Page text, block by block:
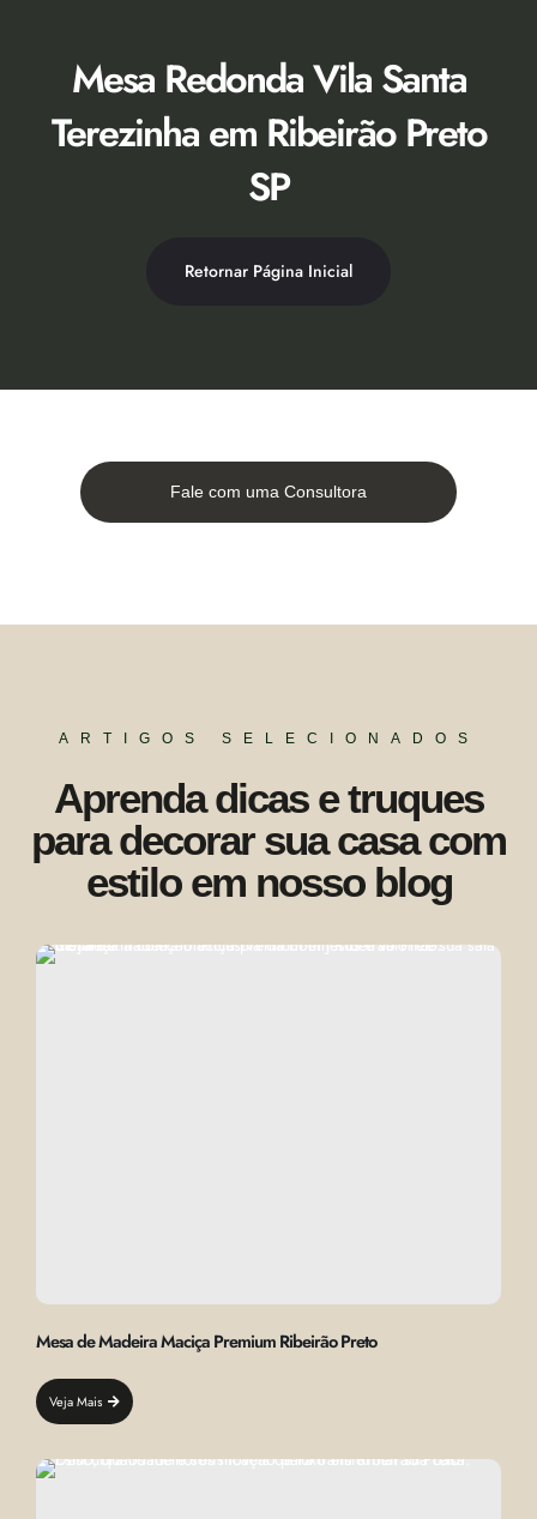
Mesa Redonda Vila Santa
Terezinha em Ribeirão Preto
SP
Retornar Página Inicial
Fale com uma Consultora
ARTIGOS SELECIONADOS
Aprenda dicas e truques
para decorar sua casa com
estilo em nosso blog
Mesa de Madeira Maciça Premium Ribeirão Preto
Veja Mais